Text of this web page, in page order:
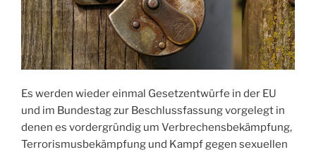
Es werden wieder einmal Gesetzentwürfe in der EU
und im Bundestag zur Beschlussfassung vorgelegt in
denen es vordergründig um Verbrechensbekämpfung,
Terrorismusbekämpfung und Kampf gegen sexuellen